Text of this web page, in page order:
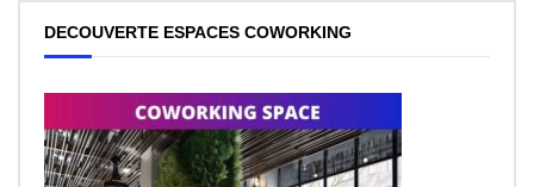
DECOUVERTE ESPACES COWORKING